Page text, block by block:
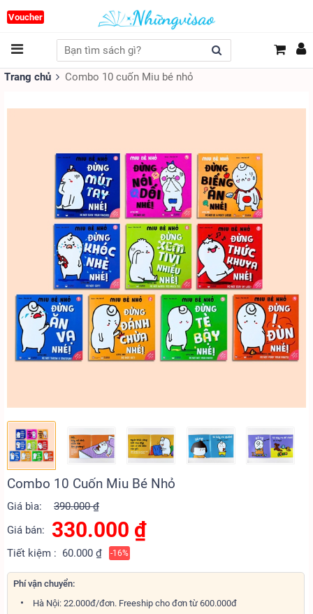
Voucher
Trang chủ Combo 10 cuốn Miu bé nhỏ
Combo 10 Cuốn Miu Bé Nhỏ
Giá bìa:
390.000 ₫
Giá bán:
330.000 ₫
Tiết kiệm : 60.000 ₫ -16%
Phí vận chuyển:
Hà Nội: 22.000đ/đơn. Freeship cho đơn từ 600.000đ